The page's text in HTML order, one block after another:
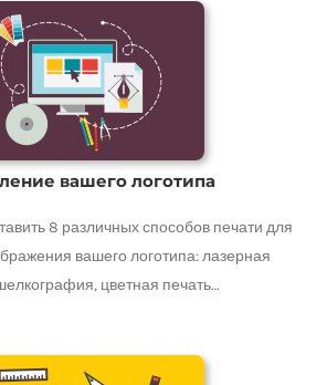
вашего логотипа
8 различных способов печати для
вашего логотипа: лазерная
цветная печать…